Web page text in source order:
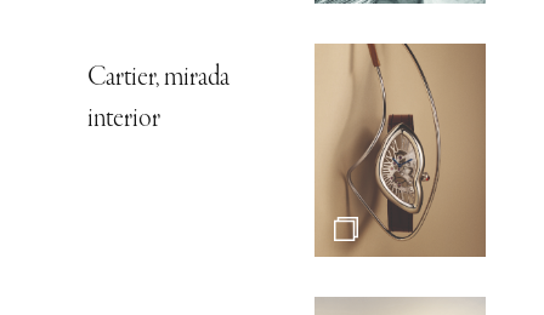
Cartier, mirada
interior